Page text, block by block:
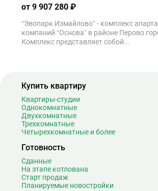
от 9 907 280 ₽
“Эвопарк Измайлово” - комплекс
компаний “Основа” в районе Перово
Комплекс представляет собой...
Купить квартиру
Квартиры-студии
Однокомнатные
Двухкомнатные
Трехкомнатные
Четырехкомнатные и более
Готовность
Сданные
На этапе котлована
Старт продаж
Планируемые новостройки